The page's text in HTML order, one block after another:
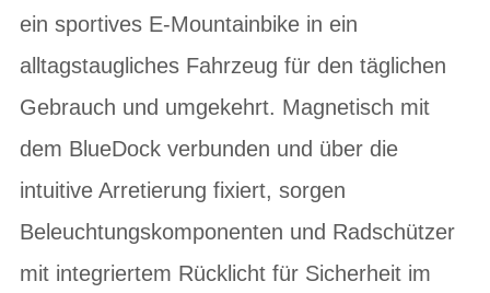
ein sportives E-Mountainbike in ein
alltagstaugliches Fahrzeug für den täglichen
Gebrauch und umgekehrt. Magnetisch mit
dem BlueDock verbunden und über die
intuitive Arretierung fixiert, sorgen
Beleuchtungskomponenten und Radschützer
mit integriertem Rücklicht für Sicherheit im